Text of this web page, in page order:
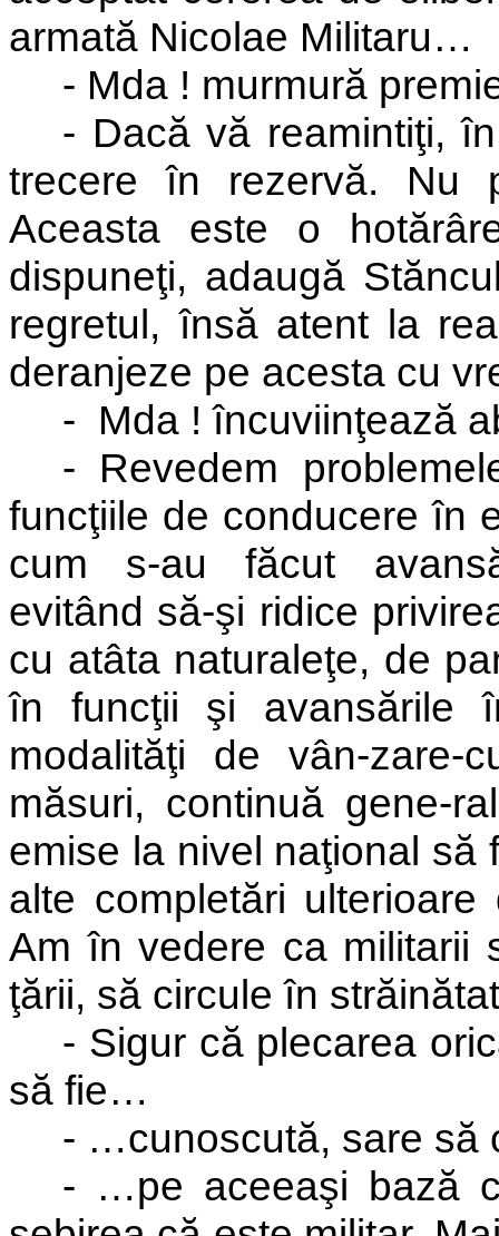
armată Nicolae Militaru…
- Mda ! murmură
- Dacă vă reamintiţi,
trecere în rezervă. Nu
Aceasta este o
dispuneţi, adaugă
regretul, însă atent la
deranjeze pe acesta cu
- Mda ! încuviinţează
- Revedem
funcţiile de conducere în
cum s-au făcut
evitând să-şi ridice
cu atâta naturaleţe, de
în funcţii şi avansările
modalităţi de vân-zare-
măsuri, continuă gene-
emise la nivel naţional să
alte completări
Am în vedere ca militarii
ţării, să circule în
- Sigur că plecarea
să fie…
- …cunoscută, sare să
- …pe aceeaşi bază